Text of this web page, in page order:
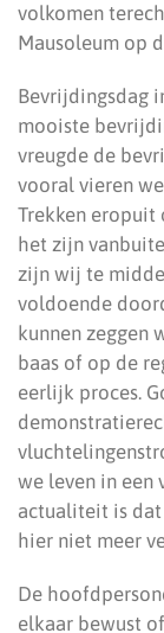
volkomen
Mausoleum op
Bevrijdingsdag
mooiste
vreugde de
vooral vieren
Trekken eropuit
het zijn
zijn wij te
voldoende
kunnen zeggen
baas of op de
eerlijk proces.
we leven in een
actualiteit is dat
hier niet meer
De
elkaar bewust